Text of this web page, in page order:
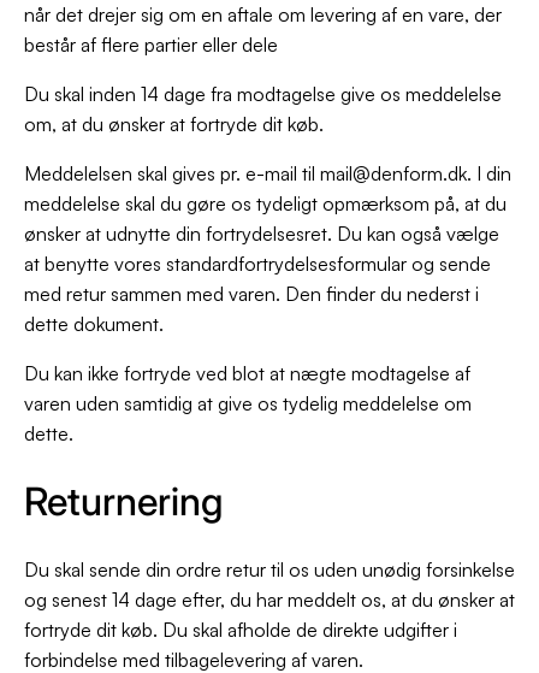
når det drejer sig om en aftale om levering af en vare, der
består af flere partier eller dele
Du skal inden 14 dage fra modtagelse give os meddelelse
om, at du ønsker at fortryde dit køb.
Meddelelsen skal gives pr. e-mail til mail@denform.dk. I din
meddelelse skal du gøre os tydeligt opmærksom på, at du
ønsker at udnytte din fortrydelsesret. Du kan også vælge
at benytte vores standardfortrydelsesformular og sende
med retur sammen med varen. Den finder du nederst i
dette dokument.
Du kan ikke fortryde ved blot at nægte modtagelse af
varen uden samtidig at give os tydelig meddelelse om
dette.
Returnering
Du skal sende din ordre retur til os uden unødig forsinkelse
og senest 14 dage efter, du har meddelt os, at du ønsker at
fortryde dit køb. Du skal afholde de direkte udgifter i
forbindelse med tilbagelevering af varen.